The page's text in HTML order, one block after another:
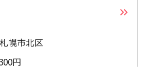
幌市北区
円